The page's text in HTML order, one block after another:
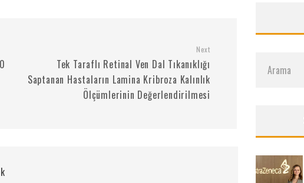
Next
Tek Taraflı Retinal Ven Dal Tıkanıklığı
Saptanan Hastaların Lamina Kribroza Kalınlık
Ölçümlerinin Değerlendirilmesi